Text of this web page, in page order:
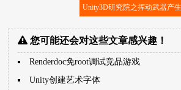
Unity3D研究院之挥动武器产
您可能还会对这些文章感兴趣！
Renderdoc免root调试竞品游戏
Unity创建艺术字体